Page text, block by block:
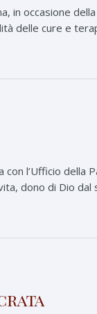
in occasione
delle cure e
l’Ufficio della
dono di Dio dal